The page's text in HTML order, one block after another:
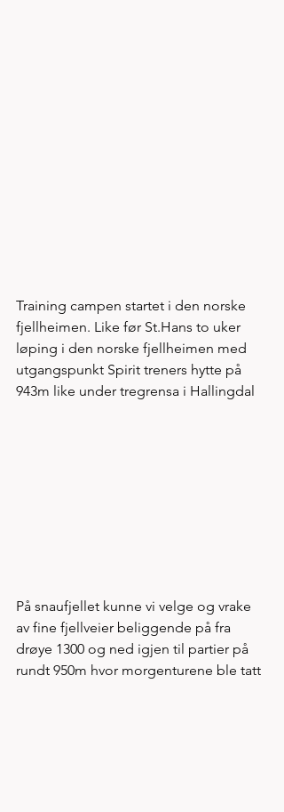
Training campen startet i den norske
fjellheimen. Like før St.Hans to uker
løping i den norske fjellheimen med
utgangspunkt Spirit treners hytte på
943m like under tregrensa i Hallingdal
På snaufjellet kunne vi velge og vrake
av fine fjellveier beliggende på fra
drøye 1300 og ned igjen til partier på
rundt 950m hvor morgenturene ble tatt